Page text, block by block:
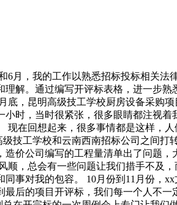
月，我的工作以熟悉招标投标相关法
解。通过编写开评标表格，进一步熟
，昆明高级技工学校厨房设备采购
时，当时很紧张，很多眼睛都注视着
在回想起来，很多事情都是这样，
技工学校和云南西南招标公司之间打
价公司编写的工程量清单出了问题，
，总会有一些问题让我们措手不及
事对我的包容。 10月份到11月份，
后的项目开评标，我们每一个人不